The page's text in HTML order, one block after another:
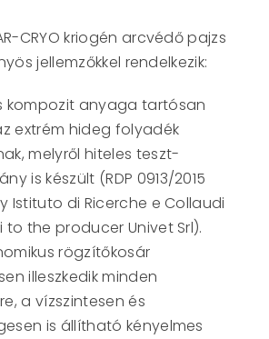
CRYO kriogén arcvédő pajzs
jellemzőkkel rendelkezik:
kompozit anyaga tartósan
extrém hideg folyadék
melyről hiteles teszt-
is készült (RDP 0913/2015
Istituto di Ricerche e Collaudi
to the producer Univet Srl).
rögzítőkosár
illeszkedik minden
a vízszintesen és
is állítható kényelmes